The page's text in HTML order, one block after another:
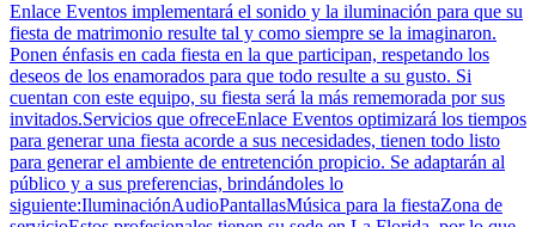
Enlace Eventos implementará el sonido y la iluminación para que su
fiesta de matrimonio resulte tal y como siempre se la imaginaron.
Ponen énfasis en cada fiesta en la que participan, respetando los
deseos de los enamorados para que todo resulte a su gusto. Si
cuentan con este equipo, su fiesta será la más rememorada por sus
invitados.Servicios que ofreceEnlace Eventos optimizará los tiempos
para generar una fiesta acorde a sus necesidades, tienen todo listo
para generar el ambiente de entretención propicio. Se adaptarán al
público y a sus preferencias, brindándoles lo
siguiente:IluminaciónAudioPantallasMúsica para la fiestaZona de